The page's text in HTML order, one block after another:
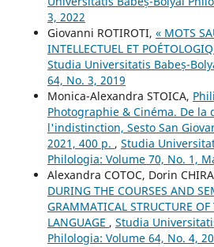
3, 2022
Giovanni ROTIROTI, « MOTS
INTELLECTUEL ET
Studia Universitatis Babeș-
64, No. 3, 2019
Monica-Alexandra STOICA,
Photographie & Cinéma. De la
l'indistinction, Sesto San
2021, 400 p. , Studia
Philologia: Volume 70, No. 1,
Alexandra COTOC, Dorin
DURING THE COURSES AND
GRAMMATICAL STRUCTURE OF
LANGUAGE , Studia
Philologia: Volume 64, No. 4,